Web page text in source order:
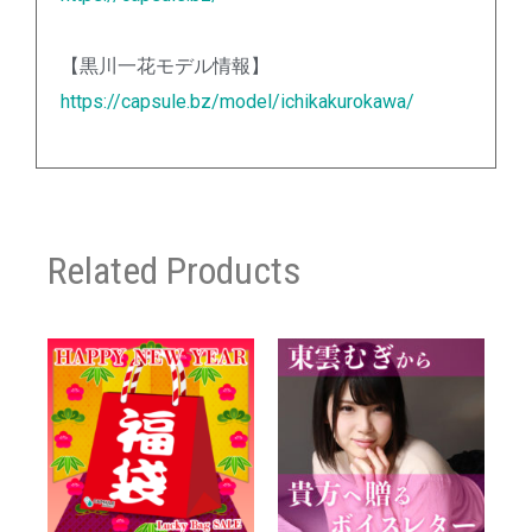
【黒川一花モデル情報】
https://capsule.bz/model/ichikakurokawa/
Related Products